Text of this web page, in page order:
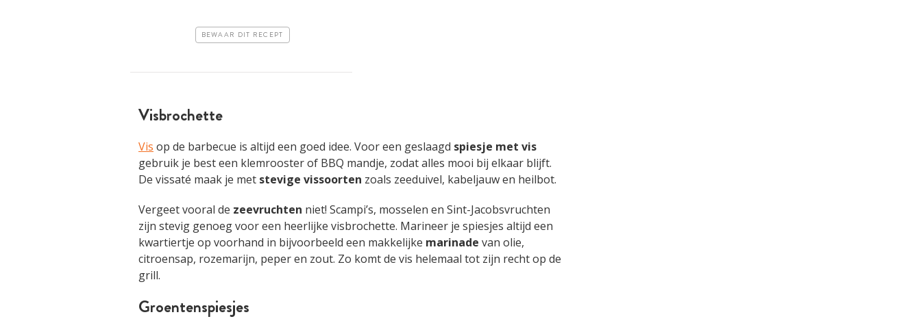
BEWAAR DIT RECEPT
Visbrochette
Vis op de barbecue is altijd een goed idee. Voor een geslaagd spiesje met vis
gebruik je best een klemrooster of BBQ mandje, zodat alles mooi bij elkaar blijft.
De vissaté maak je met stevige vissoorten zoals zeeduivel, kabeljauw en heilbot.
Vergeet vooral de zeevruchten niet! Scampi’s, mosselen en Sint-Jacobsvruchten
zijn stevig genoeg voor een heerlijke visbrochette. Marineer je spiesjes altijd een
kwartiertje op voorhand in bijvoorbeeld een makkelijke marinade van olie,
citroensap, rozemarijn, peper en zout. Zo komt de vis helemaal tot zijn recht op de
grill.
Groentenspiesjes